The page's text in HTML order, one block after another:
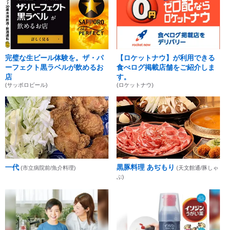
完璧な生ビール体験を。ザ・パ
ーフェクト黒ラベルが飲めるお
店
(サッポロビール)
【ロケットナウ】が利用できる
食べログ掲載店舗をご紹介しま
す。
(ロケットナウ)
一代 (市立病院前/魚介料理) 黒豚料理 あぢもり (天文館通/豚しゃ
ぶ)